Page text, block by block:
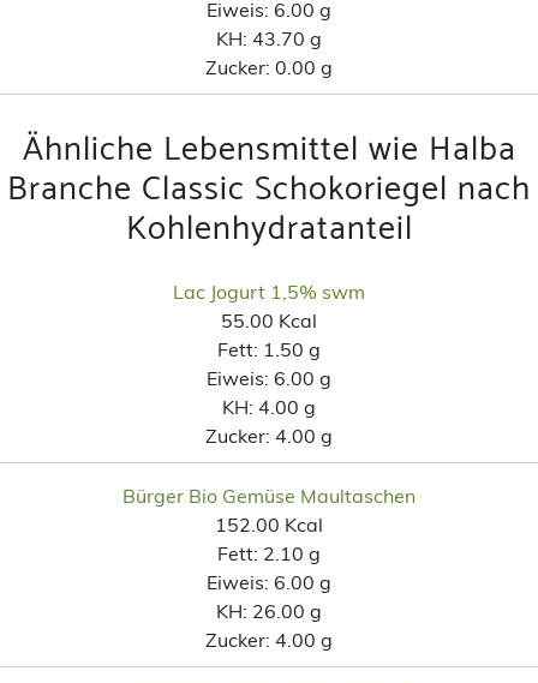
Eiweis: 6.00 g
KH: 43.70 g
Zucker: 0.00 g
Ähnliche Lebensmittel wie Halba
Branche Classic Schokoriegel nach
Kohlenhydratanteil
Lac Jogurt 1,5% swm
55.00 Kcal
Fett: 1.50 g
Eiweis: 6.00 g
KH: 4.00 g
Zucker: 4.00 g
Bürger Bio Gemüse Maultaschen
152.00 Kcal
Fett: 2.10 g
Eiweis: 6.00 g
KH: 26.00 g
Zucker: 4.00 g